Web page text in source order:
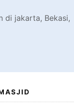
di jakarta, Bekasi,